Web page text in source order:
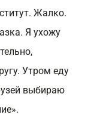
Жалко.
Я ухожу
Утром еду
выбираю